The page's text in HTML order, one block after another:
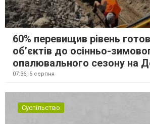
60% перевищив рівень
об’єктів до осінньо-
опалювального сезону на
07:36, 5 серпня
Суспільство